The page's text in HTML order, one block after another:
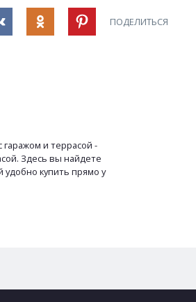
ПОДЕЛИТЬСЯ
и террасой -
Здесь вы найдете
купить прямо у